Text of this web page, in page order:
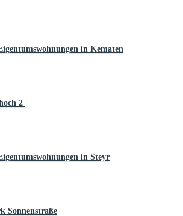
in Kematen
2 |
in Steyr
Sonnenstraße